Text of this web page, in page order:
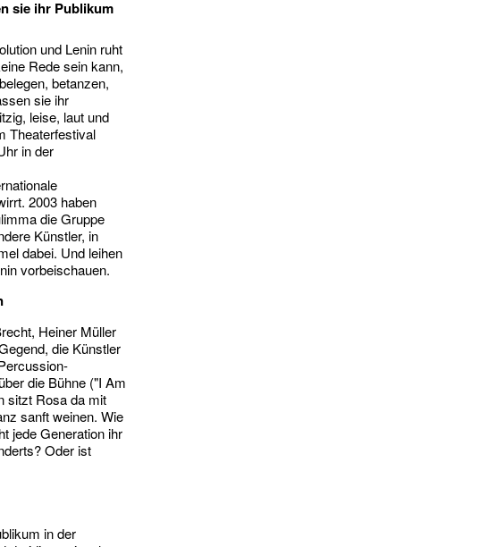
sie ihr Publikum
und Lenin ruht
Rede sein kann,
betanzen,
sie ihr
leise, laut und
Theaterfestival
in der
2003 haben
die Gruppe
Künstler, in
dabei. Und leihen
vorbeischauen.
Heiner Müller
die Künstler
die Bühne ("I Am
sitzt Rosa da mit
sanft weinen. Wie
jede Generation ihr
Oder ist
in der